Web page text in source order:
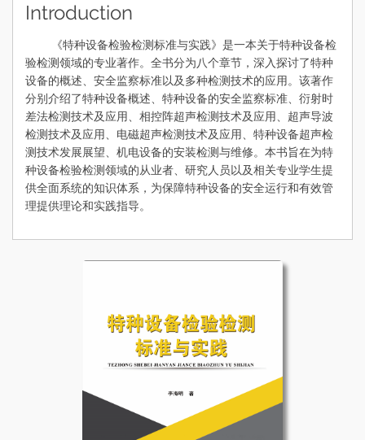
Introduction
《特种设备检验检测标准与实践》是一本关于特种设备检
验检测领域的专业著作。全书分为八个章节，深入探讨了特种
设备的概述、安全监察标准以及多种检测技术的应用。该著作
分别介绍了特种设备概述、特种设备的安全监察标准、衍射时
差法检测技术及应用、相控阵超声检测技术及应用、超声导波
检测技术及应用、电磁超声检测技术及应用、特种设备超声检
测技术发展展望、机电设备的安装检测与维修。本书旨在为特
种设备检验检测领域的从业者、研究人员以及相关专业学生提
供全面系统的知识体系，为保障特种设备的安全运行和有效管
理提供理论和实践指导。